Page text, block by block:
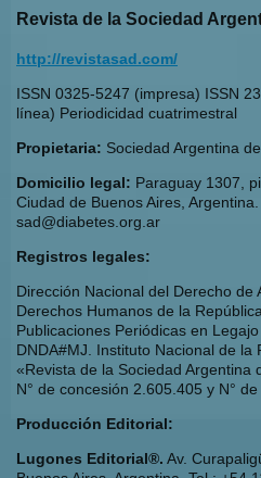
Revista de la Sociedad
http://revistasad.com/
ISSN 0325-5247 (impresa) ISSN
línea) Periodicidad cuatrimestral
Propietaria: Sociedad Argentina
Domicilio legal: Paraguay 1307,
Ciudad de Buenos Aires,
sad@diabetes.org.ar
Registros legales:
Dirección Nacional del Derecho de
Derechos Humanos de la
Publicaciones Periódicas en
DNDA#MJ. Instituto Nacional de la
«Revista de la Sociedad Argentina
N° de concesión 2.605.405 y N°
Producción Editorial:
Lugones Editorial®. Av.